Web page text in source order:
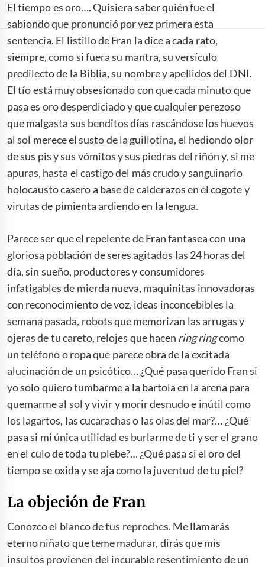
El tiempo es oro…. Quisiera saber quién fue el
sabiondo que pronunció por vez primera esta
sentencia. El listillo de Fran la dice a cada rato,
siempre, como si fuera su mantra, su versículo
predilecto de la Biblia, su nombre y apellidos del DNI.
El tío está muy obsesionado con que cada minuto que
pasa es oro desperdiciado y que cualquier perezoso
que malgasta sus benditos días rascándose los huevos
al sol merece el susto de la guillotina, el hediondo olor
de sus pis y sus vómitos y sus piedras del riñón y, si me
apuras, hasta el castigo del más crudo y sanguinario
holocausto casero a base de calderazos en el cogote y
virutas de pimienta ardiendo en la lengua.
Parece ser que el repelente de Fran fantasea con una
gloriosa población de seres agitados las 24 horas del
día, sin sueño, productores y consumidores
infatigables de mierda nueva, maquinitas innovadoras
con reconocimiento de voz, ideas inconcebibles la
semana pasada, robots que memorizan las arrugas y
ojeras de tu careto, relojes que hacen ring ringcomo
un teléfono o ropa que parece obra de la excitada
alucinación de un psicótico… ¿Qué pasa querido Fran si
yo solo quiero tumbarme a la bartola en la arena para
quemarme al sol y vivir y morir desnudo e inútil como
los lagartos, las cucarachas o las olas del mar?… ¿Qué
pasa si mi única utilidad es burlarme de ti y ser el grano
en el culo de toda tu plebe?… ¿Qué pasa si el oro del
tiempo se oxida y se aja como la juventud de tu piel?
La objeción de Fran
Conozco el blanco de tus reproches. Me llamarás
eterno niñato que teme madurar, dirás que mis
insultos provienen del incurable resentimiento de un